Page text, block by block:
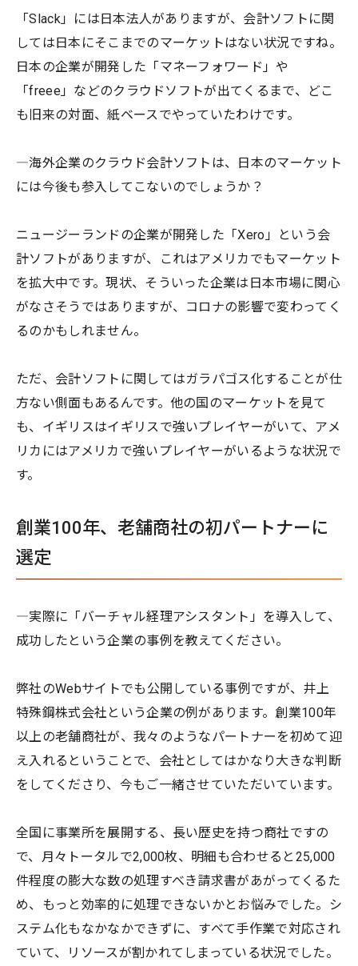
「Slack」には日本法人がありますが、会計ソフトに関
しては日本にそこまでのマーケットはない状況ですね。
日本の企業が開発した「マネーフォワード」や
「freee」などのクラウドソフトが出てくるまで、どこ
も旧来の対面、紙ベースでやっていたわけです。
―海外企業のクラウド会計ソフトは、日本のマーケット
には今後も参入してこないのでしょうか？
ニュージーランドの企業が開発した「Xero」という会
計ソフトがありますが、これはアメリカでもマーケット
を拡大中です。現状、そういった企業は日本市場に関心
がなさそうではありますが、コロナの影響で変わってく
るのかもしれません。
ただ、会計ソフトに関してはガラパゴス化することが仕
方ない側面もあるんです。他の国のマーケットを見て
も、イギリスはイギリスで強いプレイヤーがいて、アメ
リカにはアメリカで強いプレイヤーがいるような状況で
す。
創業100年、老舗商社の初パートナーに
選定
―実際に「バーチャル経理アシスタント」を導入して、
成功したという企業の事例を教えてください。
弊社のWebサイトでも公開している事例ですが、井上
特殊鋼株式会社という企業の例があります。創業100年
以上の老舗商社が、我々のようなパートナーを初めて迎
え入れるということで、会社としてはかなり大きな判断
をしてくださり、今もご一緒させていただいています。
全国に事業所を展開する、長い歴史を持つ商社ですの
で、月々トータルで2,000枚、明細も合わせると25,000
件程度の膨大な数の処理すべき請求書があがってくるた
め、もっと効率的に処理できないかとお悩みでした。シ
ステム化もなかなかできずに、すべて手作業で対応され
ていて、リソースが割かれてしまっている状況でした。